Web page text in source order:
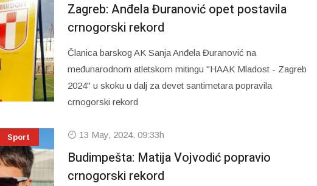
Zagreb: Anđela Đuranović opet postavila
crnogorski rekord
Članica barskog AK Sanja Anđela Đuranović na
međunarodnom atletskom mitingu "HAAK Mladost - Zagreb
2024" u skoku u dalj za devet santimetara popravila
crnogorski rekord
Sport 13 May, 2024. 09:33h
Budimpešta: Matija Vojvodić popravio
crnogorski rekord